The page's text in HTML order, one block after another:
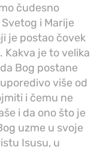
čudesno
i Marije
je postao čovek
Kakva je to velika
Bog postane
više od
i čemu ne
i da ono što je
uzme u svoje
Isusu, u